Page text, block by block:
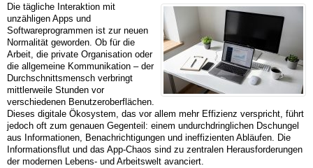
Die tägliche Interaktion mit
unzähligen Apps und
Softwareprogrammen ist zur neuen
Normalität geworden. Ob für die
Arbeit, die private Organisation oder
die allgemeine Kommunikation – der
Durchschnittsmensch verbringt
mittlerweile Stunden vor
verschiedenen Benutzeroberflächen.
Dieses digitale Ökosystem, das vor allem mehr Effizienz verspricht, führt
jedoch oft zum genauen Gegenteil: einem undurchdringlichen Dschungel
aus Informationen, Benachrichtigungen und ineffizienten Abläufen. Die
Informationsflut und das App-Chaos sind zu zentralen Herausforderungen
der modernen Lebens- und Arbeitswelt avanciert.